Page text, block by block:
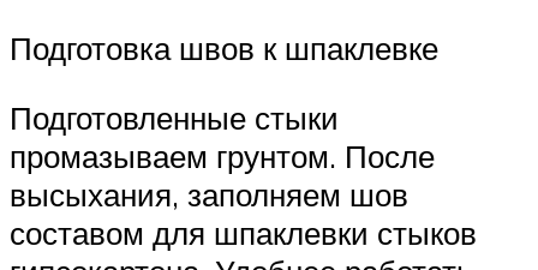
Подготовка швов к шпаклевке
Подготовленные стыки
промазываем грунтом. После
высыхания, заполняем шов
составом для шпаклевки стыков